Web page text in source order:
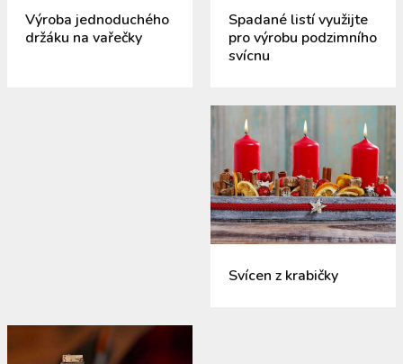
Výroba jednoduchého
držáku na vařečky
Spadané listí využijte
pro výrobu podzimního
svícnu
Svícen z krabičky